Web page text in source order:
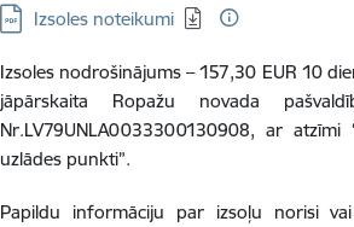
Lejupielādēt:
Izsoles noteikumi
Izsoles nodrošinājums – 157,30 EUR 10
jāpārskaita Ropažu novada
Nr.LV79UNLA0033300130908, ar
uzlādes punkti”.
Papildu informāciju par izsoļu norisi